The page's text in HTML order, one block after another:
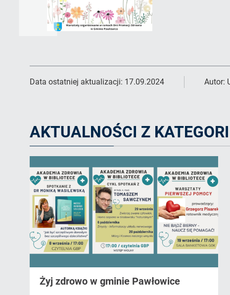
Data ostatniej aktualizacji: 17.09.2024 Autor:
AKTUALNOŚCI Z
Żyj zdrowo w gminie Pawłowice